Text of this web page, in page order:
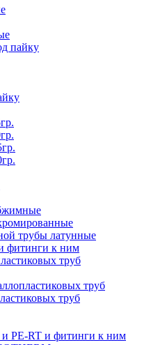
пайку
трубы латунные
фитинги к ним
труб
труб
труб
PE-RT и фитинги к ним